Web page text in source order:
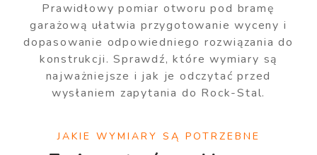
Prawidłowy pomiar otworu pod bramę
garażową ułatwia przygotowanie wyceny i
dopasowanie odpowiedniego rozwiązania do
konstrukcji. Sprawdź, które wymiary są
najważniejsze i jak je odczytać przed
wysłaniem zapytania do Rock-Stal.
JAKIE WYMIARY SĄ POTRZEBNE